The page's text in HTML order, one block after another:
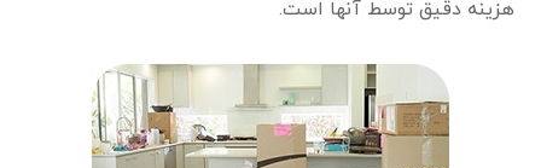
هزینه دقیق توسط آنها است.